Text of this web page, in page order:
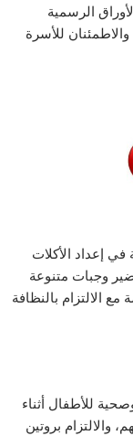
الرسمية
للأسرة
إعداد الأكلات
وجبات متنوعة
مع الالتزام بالنظافة
للأطفال أثناء
والالتزام بروتين